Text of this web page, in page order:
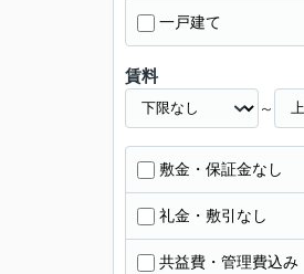
一戸建て
賃料
～
敷金・保証金なし
礼金・敷引なし
共益費・管理費込み